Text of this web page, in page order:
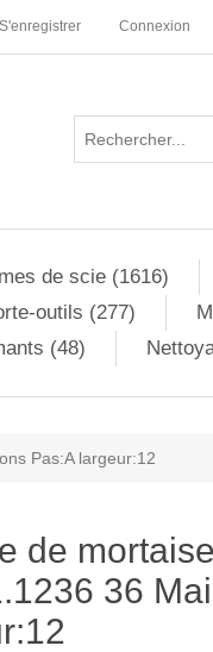
S'enregistrer Connexion
de scie (1616)
outils (277)
(48)
Pas:A largeur:12
de
36